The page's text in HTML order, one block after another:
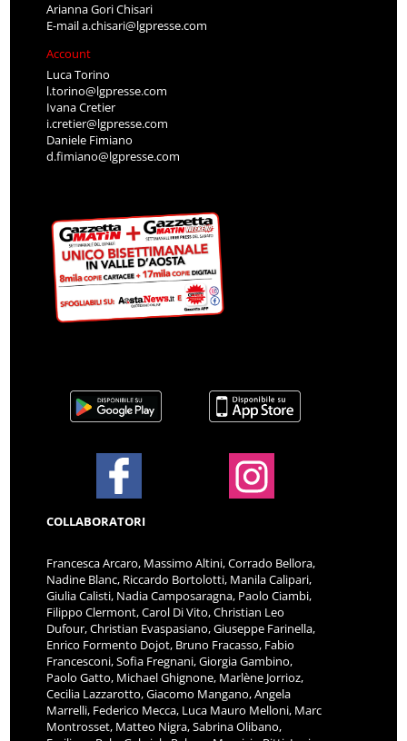
Arianna Gori Chisari
E-maila.chisari@lgpresse.com
Account
Luca Torino
l.torino@lgpresse.com
Ivana Cretier
i.cretier@lgpresse.com
Daniele Fimiano
d.fimiano@lgpresse.com
COLLABORATORI
Francesca Arcaro, Massimo Altini, Corrado Bellora,
Nadine Blanc, Riccardo Bortolotti, Manila Calipari,
Giulia Calisti, Nadia Camposaragna, Paolo Ciambi,
Filippo Clermont, Carol Di Vito, Christian Leo
Dufour, Christian Evaspasiano, Giuseppe Farinella,
Enrico Formento Dojot, Bruno Fracasso, Fabio
Francesconi, Sofia Fregnani, Giorgia Gambino,
Paolo Gatto, Michael Ghignone, Marlène Jorrioz,
Cecilia Lazzarotto, Giacomo Mangano, Angela
Marrelli, Federico Mecca, Luca Mauro Melloni, Marc
Montrosset, Matteo Nigra, Sabrina Olibano,